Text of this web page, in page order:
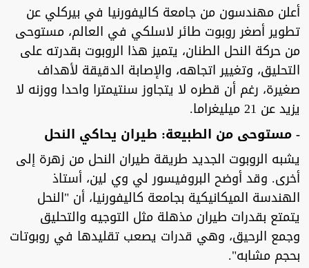
أعلن مهندسون من جامعة كاليفورنيا في بيركلي عن
تطوير أصغر روبوت طائر لاسلكي في العالم، مستوحى
من حركة النحل الطنان، يتميز هذا الروبوت بقدرته على
التحليق، وتغيير اتجاهه، والإصابة الدقيقة لأهداف
صغيرة، رغم أن قطره لا يتجاوز سنتيمترا واحدا ووزنه لا
يزيد عن 21 ميليغراما.
- مستوحى من الطبيعة: طيران يحاكي النحل
يشبه الروبوت الجديد طريقة طيران النحل من زهرة إلى
أخرى. وقد أوضح البروفيسور لي وي لين، أستاذ
الهندسة الميكانيكية بجامعة كاليفورنيا، أن "النحل
يتمتع بقدرات طيران مذهلة مثل التوجيه والتحليق
وجمع الرحيق، وهي قدرات يصعب تقليدها في روبوتات
بحجم مشابه".